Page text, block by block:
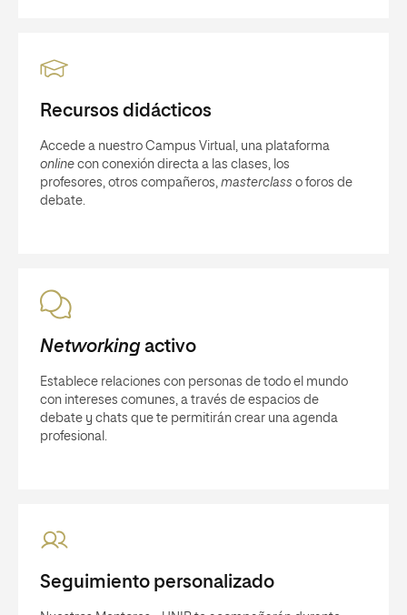
Recursos didácticos
Accede a nuestro Campus Virtual, una plataforma
online con conexión directa a las clases, los
profesores, otros compañeros, masterclass o foros de
debate.
Networkingactivo
Establece relaciones con personas de todo el mundo
con intereses comunes, a través de espacios de
debate y chats que te permitirán crear una agenda
profesional.
Seguimiento personalizado